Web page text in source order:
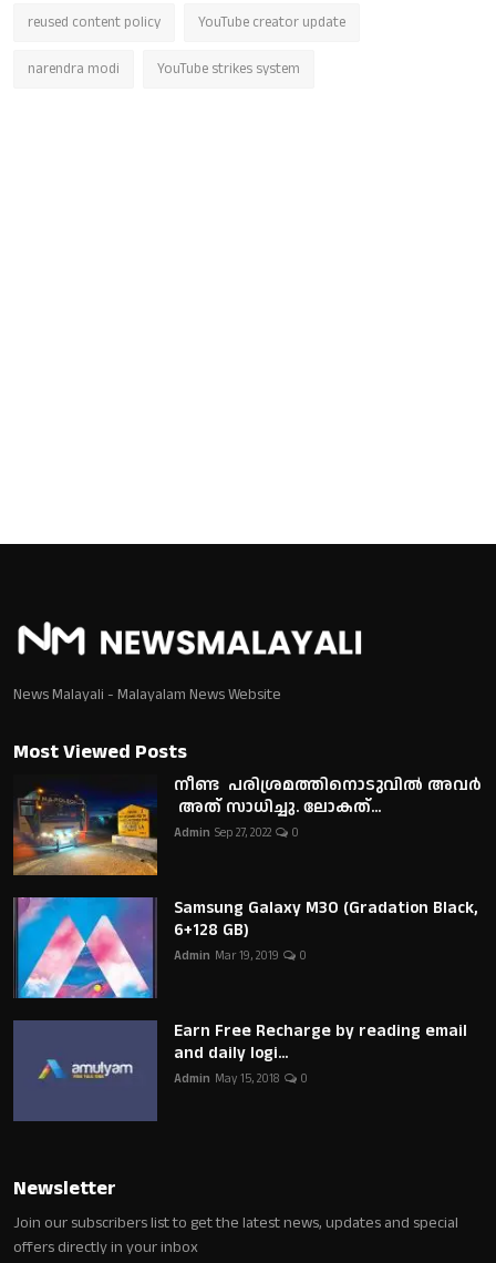
reused content policy YouTube creator update
narendra modi YouTube strikes system
News Malayali - Malayalam News Website
Most Viewed Posts
നീണ്ട പരിശ്രമത്തിനൊടുവിൽ അവർ
അത് സാധിച്ചു. ലോകത്...
Admin Sep 27, 2022 0
Samsung Galaxy M30 (Gradation Black,
6+128 GB)
Admin Mar 19, 2019 0
Earn Free Recharge by reading email
and daily logi...
Admin May 15, 2018 0
Newsletter
Join our subscribers list to get the latest news, updates and special
offers directly in your inbox